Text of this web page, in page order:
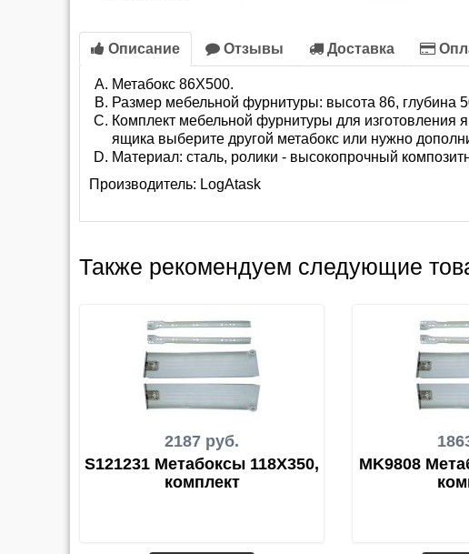
Описание Отзывы Доставка
Метабокс 86Х500.
Размер мебельной фурнитуры: высота 86, глубина
Комплект мебельной фурнитуры для изготовления
ящика выберите другой метабокс или нужно
Материал: сталь, ролики - высокопрочный
Производитель: LogAtask
Также рекомендуем следующие
2187 руб.
S121231 Метабоксы 118Х350,
комплект
MK9808